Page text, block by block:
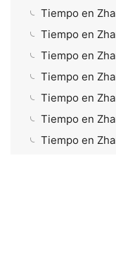
Tiempo en
Tiempo en
Tiempo en
Tiempo en
Tiempo en
Tiempo en
Tiempo en